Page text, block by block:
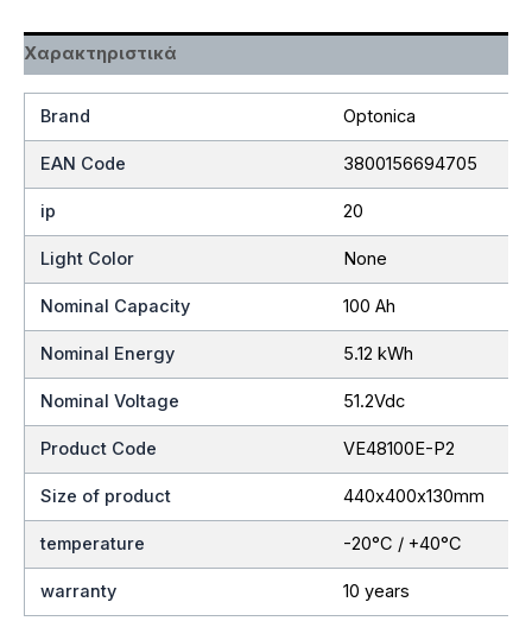
Χαρακτηριστικά
Brand Optonica
EAN Code 3800156694705
ip 20
Light Color None
Nominal Capacity 100 Ah
Nominal Energy 5.12 kWh
Nominal Voltage 51.2Vdc
Product Code VE48100E-P2
Size of product 440х400х130mm
temperature -20°C / +40°C
warranty 10 years